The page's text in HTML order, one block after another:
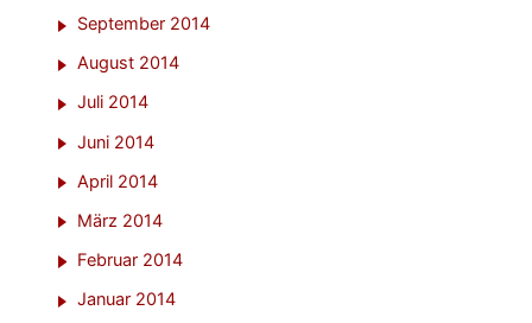
September 2014
August 2014
Juli 2014
Juni 2014
April 2014
März 2014
Februar 2014
Januar 2014